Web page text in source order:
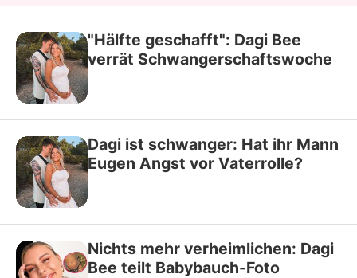
"Hälfte geschafft": Dagi Bee
verrät Schwangerschaftswoche
Dagi ist schwanger: Hat ihr Mann
Eugen Angst vor Vaterrolle?
Nichts mehr verheimlichen: Dagi
Bee teilt Babybauch-Foto